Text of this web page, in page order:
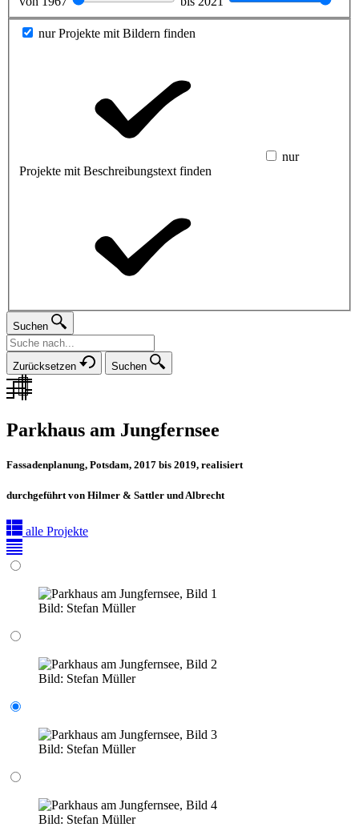
nur Projekte mit Bildern finden
nur
Projekte mit Beschreibungstext finden
Suchen
Zurücksetzen Suchen
Parkhaus am Jungfernsee
Fassadenplanung, Potsdam, 2017 bis 2019, realisiert
durchgeführt von Hilmer & Sattler und Albrecht
alle Projekte
Bild: Stefan Müller
Bild: Stefan Müller
Bild: Stefan Müller
Bild: Stefan Müller